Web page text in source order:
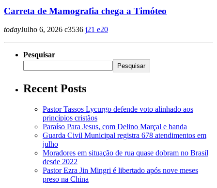
Carreta de Mamografia chega a Timóteo
todayJulho 6, 2026 3536 21 20
Pesquisar
Pesquisar
Recent Posts
Pastor Tassos Lycurgo defende voto alinhado aos
princípios cristãos
Paraíso Para Jesus, com Delino Marçal e banda
Guarda Civil Municipal registra 678 atendimentos em
julho
Moradores em situação de rua quase dobram no Brasil
desde 2022
Pastor Ezra Jin Mingri é libertado após nove meses
preso na China